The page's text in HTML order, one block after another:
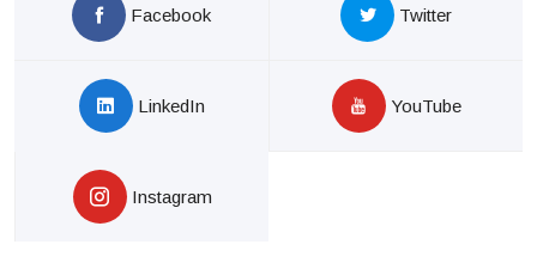
Facebook Twitter
LinkedIn YouTube
Instagram